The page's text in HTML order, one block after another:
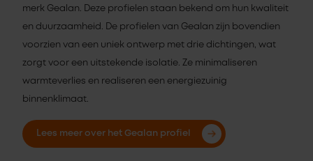
merk Gealan. Deze profielen staan bekend om hun kwaliteit
en duurzaamheid. De profielen van Gealan zijn bovendien
voorzien van een uniek ontwerp met drie dichtingen, wat
zorgt voor een uitstekende isolatie. Ze minimaliseren
warmteverlies en realiseren een energiezuinig
binnenklimaat.
Lees meer over het Gealan profiel